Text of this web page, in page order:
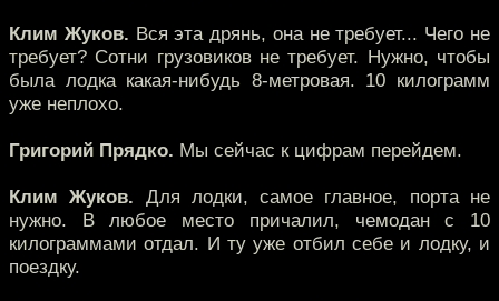
Клим Жуков. Вся эта дрянь, она не требует... Чего не
требует? Сотни грузовиков не требует. Нужно, чтобы
была лодка какая-нибудь 8-метровая. 10 килограмм
уже неплохо.
Григорий Прядко. Мы сейчас к цифрам перейдем.
Клим Жуков. Для лодки, самое главное, порта не
нужно. В любое место причалил, чемодан с 10
килограммами отдал. И ту уже отбил себе и лодку, и
поездку.